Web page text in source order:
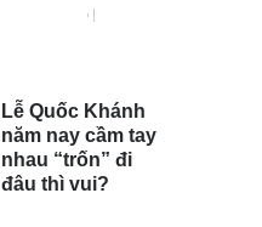
Lễ Quốc Khánh
năm nay cầm tay
nhau “trốn” đi
đâu thì vui?